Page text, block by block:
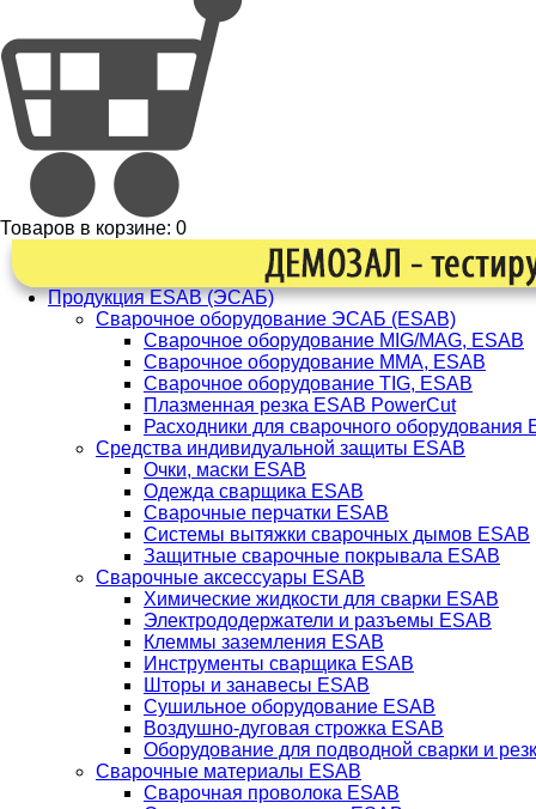
Товаров в корзине: 0
Продукция ESAB (ЭСАБ)
Сварочное оборудование ЭСАБ (ESAB)
Сварочное оборудование MIG/MAG, ESAB
Сварочное оборудование ММА, ESAB
Сварочное оборудование TIG, ESAB
Плазменная резка ESAB PowerCut
Расходники для сварочного оборудования
Средства индивидуальной защиты ESAB
Очки, маски ESAB
Одежда сварщика ESAB
Сварочные перчатки ESAB
Системы вытяжки сварочных дымов ESAB
Защитные сварочные покрывала ESAB
Сварочные аксессуары ESAB
Химические жидкости для сварки ESAB
Электрододержатели и разъемы ESAB
Клеммы заземления ESAB
Инструменты сварщика ESAB
Шторы и занавесы ESAB
Сушильное оборудование ESAB
Воздушно-дуговая строжка ESAB
Оборудование для подводной сварки и
Сварочные материалы ESAB
Сварочная проволока ESAB